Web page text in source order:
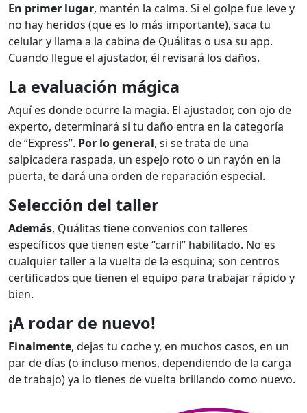
En primer lugar, mantén la calma. Si el golpe fue leve y
no hay heridos (que es lo más importante), saca tu
celular y llama a la cabina de Quálitas o usa su app.
Cuando llegue el ajustador, él revisará los daños.
La evaluación mágica
Aquí es donde ocurre la magia. El ajustador, con ojo de
experto, determinará si tu daño entra en la categoría
de “Express”. Por lo general, si se trata de una
salpicadera raspada, un espejo roto o un rayón en la
puerta, te dará una orden de reparación especial.
Selección del taller
Además, Quálitas tiene convenios con talleres
específicos que tienen este “carril” habilitado. No es
cualquier taller a la vuelta de la esquina; son centros
certificados que tienen el equipo para trabajar rápido y
bien.
¡A rodar de nuevo!
Finalmente, dejas tu coche y, en muchos casos, en un
par de días (o incluso menos, dependiendo de la carga
de trabajo) ya lo tienes de vuelta brillando como nuevo.